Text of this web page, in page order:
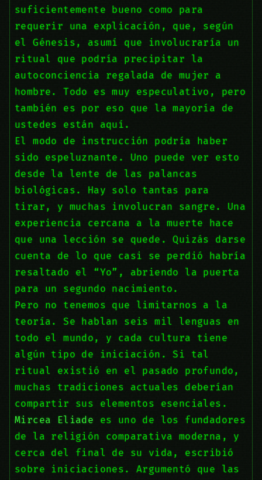
suficientemente bueno como para
requerir una explicación, que, según
el Génesis, asumí que involucraría un
ritual que podría precipitar la
autoconciencia regalada de mujer a
hombre. Todo es muy especulativo, pero
también es por eso que la mayoría de
ustedes están aquí.
El modo de instrucción podría haber
sido espeluznante. Uno puede ver esto
desde la lente de las palancas
biológicas. Hay solo tantas para
tirar, y muchas involucran sangre. Una
experiencia cercana a la muerte hace
que una lección se quede. Quizás darse
cuenta de lo que casi se perdió habría
resaltado el “Yo”, abriendo la puerta
para un segundo nacimiento.
Pero no tenemos que limitarnos a la
teoría. Se hablan seis mil lenguas en
todo el mundo, y cada cultura tiene
algún tipo de iniciación. Si tal
ritual existió en el pasado profundo,
muchas tradiciones actuales deberían
compartir sus elementos esenciales.
Mircea Eliade es uno de los fundadores
de la religión comparativa moderna, y
cerca del final de su vida, escribió
sobre iniciaciones. Argumentó que las